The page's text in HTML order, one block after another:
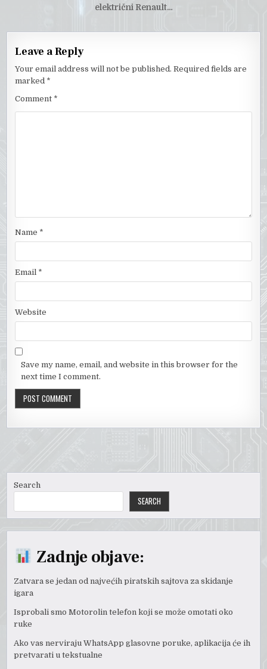
električni Renault…
Leave a Reply
Your email address will not be published. Required fields are
marked *
Comment *
Name *
Email *
Website
Save my name, email, and website in this browser for the
next time I comment.
Search
SEARCH
Zadnje objave:
Zatvara se jedan od najvećih piratskih sajtova za skidanje
igara
Isprobali smo Motorolin telefon koji se može omotati oko
ruke
Ako vas nerviraju WhatsApp glasovne poruke, aplikacija će ih
pretvarati u tekstualne